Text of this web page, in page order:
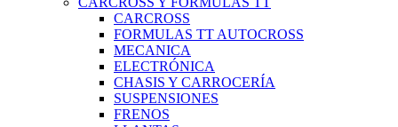
CARCROSS
FORMULAS TT AUTOCROSS
MECANICA
ELECTRÓNICA
CHASIS Y CARROCERÍA
SUSPENSIONES
FRENOS